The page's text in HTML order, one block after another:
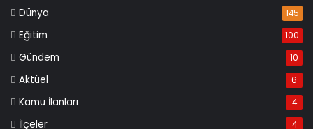
Dünya 145
Eğitim 100
Gündem 10
Aktüel 6
Kamu İlanları 4
İlçeler 4